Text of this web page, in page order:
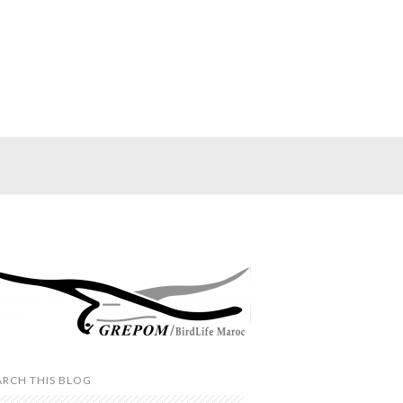
THIS BLOG